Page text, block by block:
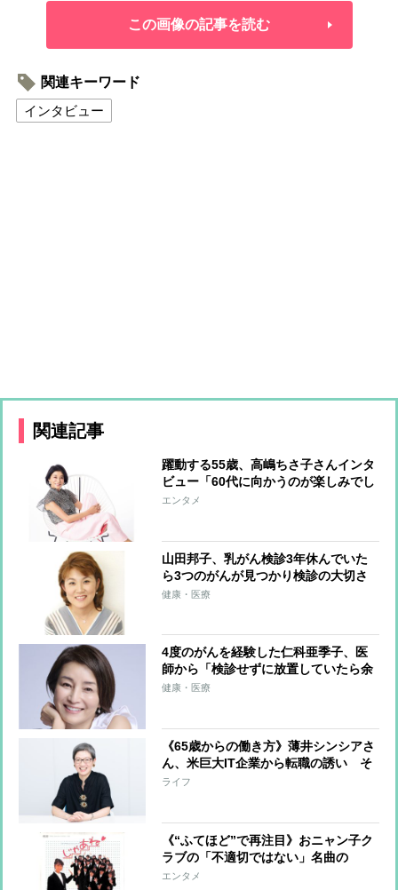
この画像の記事を読む
関連キーワード
インタビュー
関連記事
躍動する55歳、高嶋ちさ子さんインタ
ビュー「60代に向かうのが楽しみでし
かない」
エンタメ
山田邦子、乳がん検診3年休んでいた
ら3つのがんが見つかり検診の大切さ
実感「病院は元気なときに訪れる場」
健康・医療
4度のがんを経験した仁科亜季子、医
師から「検診せずに放置していたら余
命は2年だった」と言われ検診の大切
健康・医療
《65歳からの働き方》薄井シンシアさ
ん、米巨大IT企業から転職の誘い そ
の“ブランド”に惹かれながらも最終的
ライフ
《“ふてほど”で再注目》おニャン子ク
ラブの「不適切ではない」名曲の
数々 エモさ、拙さ、表現力…目力…
エンタメ